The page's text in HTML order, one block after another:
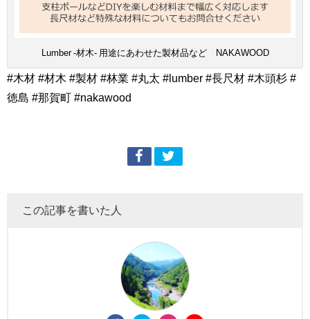
Lumber -材木- 用途にあわせた製材品など NAKAWOOD
#木材 #材木 #製材 #林業 #丸太 #lumber #長尺材 #木頭杉 #
徳島 #那賀町 #nakawood
この記事を書いた人